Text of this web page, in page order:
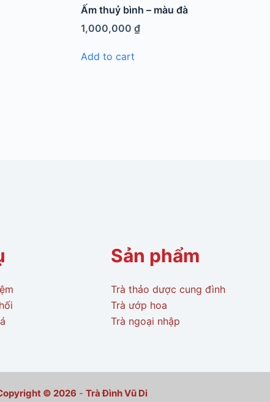
a
t
e
d
u
Ấm thuỷ bình – màu đà
1,000,000 ₫
Add to cart
Sản phẩm
Trà thảo dược cung đình
Trà ướp hoa
Trà ngoại nhập
© 2026 - Trà Đình Vũ Di